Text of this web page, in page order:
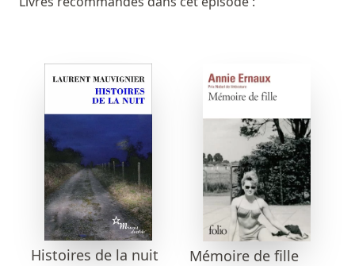
Histoires de la nuit Mémoire de fille